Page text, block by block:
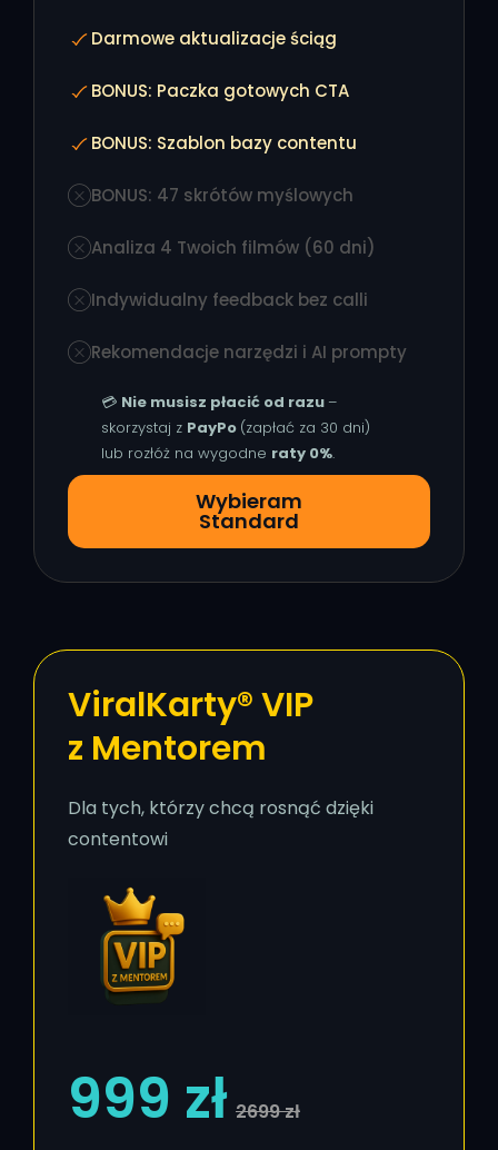
Darmowe aktualizacje ściąg
BONUS: Paczka gotowych CTA
BONUS: Szablon bazy contentu
BONUS: 47 skrótów myślowych
Analiza 4 Twoich filmów (60 dni)
Indywidualny feedback bez calli
Rekomendacje narzędzi i AI prompty
💳 Nie musisz płacić od razu –
skorzystaj z PayPo (zapłać za 30 dni)
lub rozłóż na wygodne raty 0%.
Wybieram
Standard
ViralKarty® VIP
z Mentorem
Dla tych, którzy chcą rosnąć dzięki
contentowi
999 zł 2699 zł